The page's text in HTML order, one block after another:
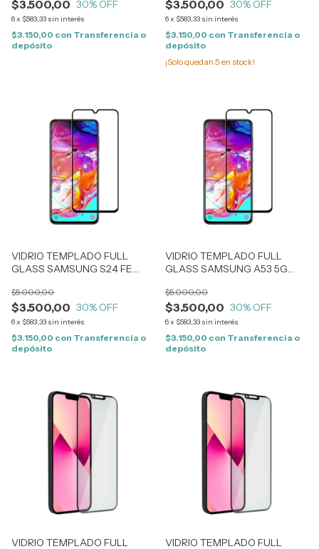
$3.500,00 30% OFF
6x $583,33 sin interés
$3.150,00 con Transferencia o
depósito
$3.500,00 30% OFF
6x $583,33 sin interés
$3.150,00 con Transferencia o
depósito
¡Solo quedan 5 en stock!
VIDRIO TEMPLADO FULL
GLASS SAMSUNG S24 FE
$3.500,00
$5.000,00
30% OFF
6x $583,33 sin interés
$3.150,00 con Transferencia o
depósito
VIDRIO TEMPLADO FULL
GLASS SAMSUNG A53 5G
$3.500,00
$5.000,00
30% OFF
6x $583,33 sin interés
$3.150,00 con Transferencia o
depósito
VIDRIO TEMPLADO FULL VIDRIO TEMPLADO FULL